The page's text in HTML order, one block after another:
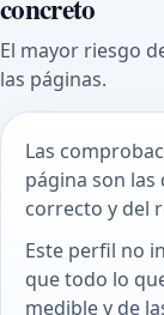
concreto
El mayor riesgo
las páginas.
Las
página son
correcto y del
Este perfil no
que todo lo
medible y de